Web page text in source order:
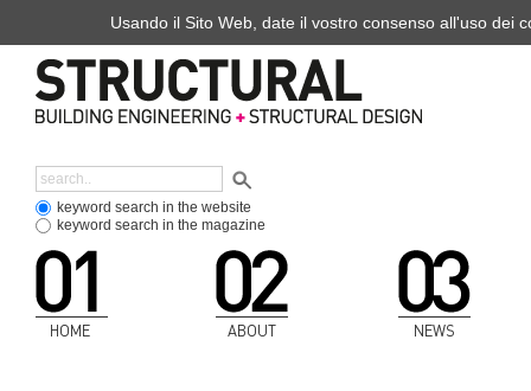
keyword search in the website
keyword search in the magazine
HOME ABOUT NEWS
Usando il Sito Web, date il vostro consenso all'uso